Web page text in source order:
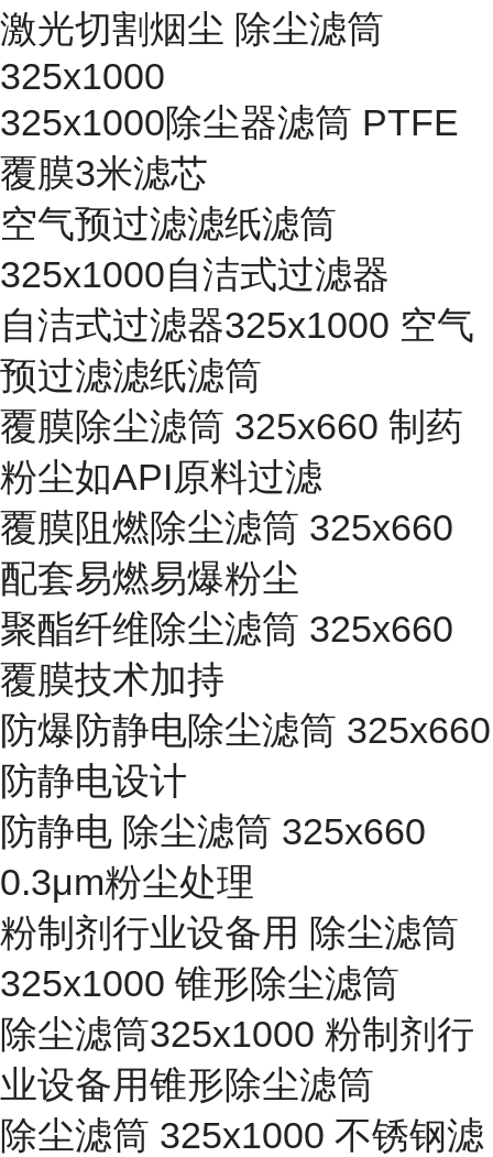
激光切割烟尘 除尘滤筒
325x1000
325x1000除尘器滤筒 PTFE
覆膜3米滤芯
空气预过滤滤纸滤筒
325x1000自洁式过滤器
自洁式过滤器325x1000 空气
预过滤滤纸滤筒
覆膜除尘滤筒 325x660 制药
粉尘如API原料过滤
覆膜阻燃除尘滤筒 325x660
配套易燃易爆粉尘
聚酯纤维除尘滤筒 325x660
覆膜技术加持
防爆防静电除尘滤筒 325x660
防静电设计
防静电 除尘滤筒 325x660
0.3μm粉尘处理
粉制剂行业设备用 除尘滤筒
325x1000 锥形除尘滤筒
除尘滤筒325x1000 粉制剂行
业设备用锥形除尘滤筒
除尘滤筒 325x1000 不锈钢滤